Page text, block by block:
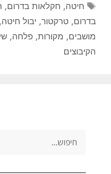
חיטה, חקלאות בדרום,
בדרום, טרקטור, יבול חיטה,
מושבים, מקורות, פלחה,
הקיבוצים